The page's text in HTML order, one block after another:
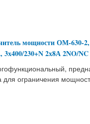
мощности ОМ-630-
230+N 2х8А 2NO/
для ограничения